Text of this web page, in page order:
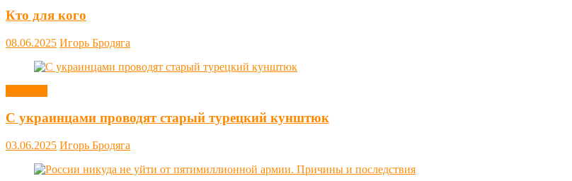
Кто для кого
08.06.2025 Игорь Бродяга
С украинцами проводят старый турецкий кунштюк
03.06.2025 Игорь Бродяга